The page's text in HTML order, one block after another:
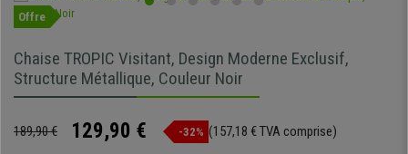
Offre
Chaise TROPIC Visitant, Design Moderne Exclusif,
Structure Métallique, Couleur Noir
189,90 € 129,90 € -32% (157,18 € TVA comprise)